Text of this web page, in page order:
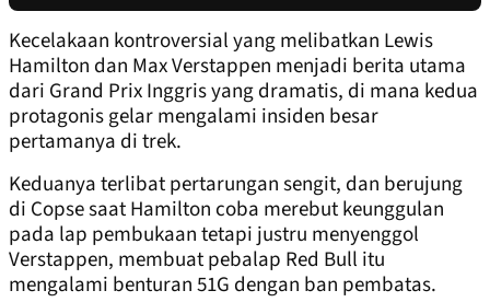
Kecelakaan kontroversial yang melibatkan Lewis
Hamilton dan Max Verstappen menjadi berita utama
dari Grand Prix Inggris yang dramatis, di mana kedua
protagonis gelar mengalami insiden besar
pertamanya di trek.
Keduanya terlibat pertarungan sengit, dan berujung
di Copse saat Hamilton coba merebut keunggulan
pada lap pembukaan tetapi justru menyenggol
Verstappen, membuat pebalap Red Bull itu
mengalami benturan 51G dengan ban pembatas.